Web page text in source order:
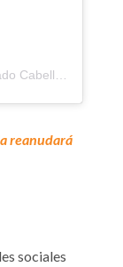
reanudará
sociales